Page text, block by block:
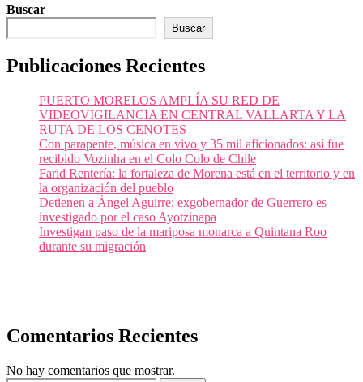
Buscar
Buscar
Publicaciones Recientes
PUERTO MORELOS AMPLÍA SU RED DE
VIDEOVIGILANCIA EN CENTRAL VALLARTA Y LA
RUTA DE LOS CENOTES
Con parapente, música en vivo y 35 mil aficionados: así fue
recibido Vozinha en el Colo Colo de Chile
Farid Rentería: la fortaleza de Morena está en el territorio y en
la organización del pueblo
Detienen a Ángel Aguirre; exgobernador de Guerrero es
investigado por el caso Ayotzinapa
Investigan paso de la mariposa monarca a Quintana Roo
durante su migración
Comentarios Recientes
No hay comentarios que mostrar.